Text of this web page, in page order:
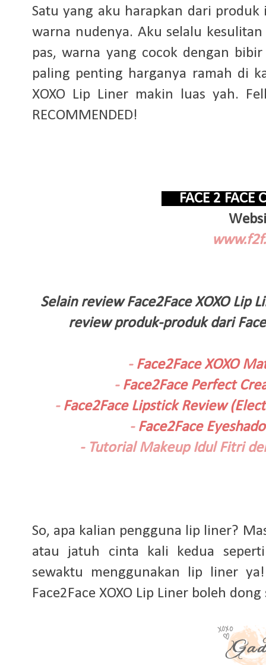
Satu yang aku harapkan dari
warna nudenya. Aku selalu
pas, warna yang cocok dengan
paling penting harganya ramah di
XOXO Lip Liner makin luas yah.
RECOMMENDED!
FACE 2 FACE
Selain review Face2Face XOXO Lip
review produk-produk dari
- Face2Face XOXO
- Face2Face Perfect
- Face2Face Lipstick Review
- Face2Face
- Tutorial Makeup Idul Fitri
So, apa kalian pengguna lip liner?
atau jatuh cinta kali kedua
sewaktu menggunakan lip liner
Face2Face XOXO Lip Liner boleh